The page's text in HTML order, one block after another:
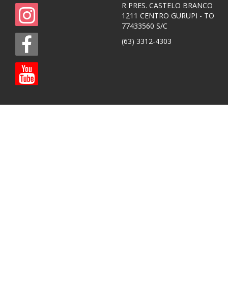
R PRES. CASTELO BRANCO
1211 CENTRO GURUPI - TO
77433560 S/C
(63) 3312-4303